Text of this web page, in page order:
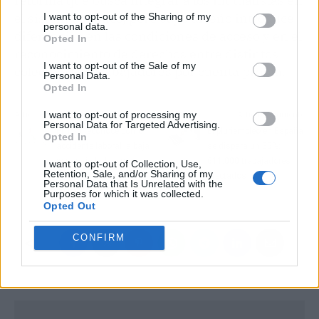
I want to opt-out of the Sharing of my
personal data.
Opted In
I want to opt-out of the Sale of my
Personal Data.
Opted In
I want to opt-out of processing my
Personal Data for Targeted Advertising.
Opted In
I want to opt-out of Collection, Use,
Retention, Sale, and/or Sharing of my
Personal Data that Is Unrelated with the
Purposes for which it was collected.
Opted Out
CONFIRM
el sistema público, pero cuyo diseño introduce
diferencias en las condiciones de acceso y en el
colectivos de trabajadores por cuenta propia.
Artículo anterior
El TSJ reconoce como
por ansiedad de una
perito judicial: un
precedente clave
Artículo siguiente
El pluriempleo en España
afectados